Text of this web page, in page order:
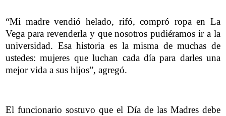
“Mi madre vendió helado, rifó, compró ropa en La
Vega para revenderla y que nosotros pudiéramos ir a la
universidad. Esa historia es la misma de muchas de
ustedes: mujeres que luchan cada día para darles una
mejor vida a sus hijos”, agregó.
El funcionario sostuvo que el Día de las Madres debe